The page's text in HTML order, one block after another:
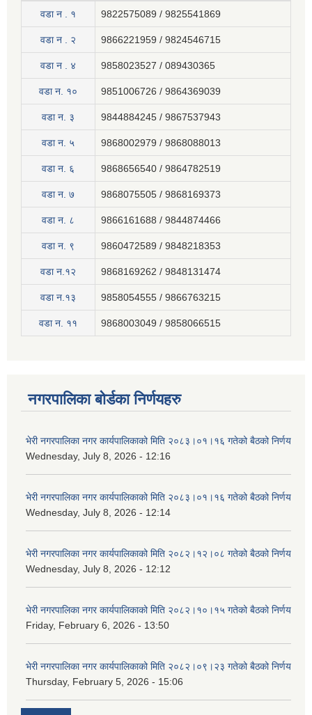
वडा न . १ 9822575089 / 9825541869
वडा न . २ 9866221959 / 9824546715
वडा न . ४ 9858023527 / 089430365
वडा न. १० 9851006726 / 9864369039
वडा न. ३ 9844884245 / 9867537943
वडा न. ५ 9868002979 / 9868088013
वडा न. ६ 9868656540 / 9864782519
वडा न. ७ 9868075505 / 9868169373
वडा न. ८ 9866161688 / 9844874466
वडा न. ९ 9860472589 / 9848218353
वडा न.१२ 9868169262 / 9848131474
वडा न.१३ 9858054555 / 9866763215
वडा न‍. ११ 9868003049 / 9858066515
नगरपालिका बोर्डका निर्णयहरु
भेरी नगरपालिका नगर कार्यपालिकाको मिति २०८३।०१।१६ गतेको बैठको निर्णय
Wednesday, July 8, 2026 - 12:16
भेरी नगरपालिका नगर कार्यपालिकाको मिति २०८३।०१।१६ गतेको बैठको निर्णय
Wednesday, July 8, 2026 - 12:14
भेरी नगरपालिका नगर कार्यपालिकाको मिति २०८२।१२।०८ गतेको बैठको निर्णय
Wednesday, July 8, 2026 - 12:12
भेरी नगरपालिका नगर कार्यपालिकाको मिति २०८२।१०।१५ गतेको बैठको निर्णय
Friday, February 6, 2026 - 13:50
भेरी नगरपालिका नगर कार्यपालिकाको मिति २०८२।०९।२३ गतेको बैठको निर्णय
Thursday, February 5, 2026 - 15:06